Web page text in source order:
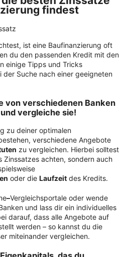
findest
ist eine Baufinanzierung oft
du den passenden Kredit mit den
einige Tipps und Tricks
der Suche nach einer geeigneten
von verschiedenen Banken
vergleiche sie!
zu deiner optimalen
verschiedene Angebote
zu vergleichen. Hierbei solltest
Zinssatzes achten, sondern auch
oder die Laufzeit des Kredits.
–Vergleichsportale oder wende
und lass dir ein individuelles
darauf, dass alle Angebote auf
werden – so kannst du die
miteinander vergleichen.